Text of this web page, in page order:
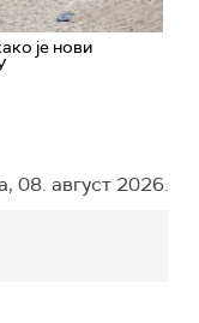
је нови
08. август 2026.